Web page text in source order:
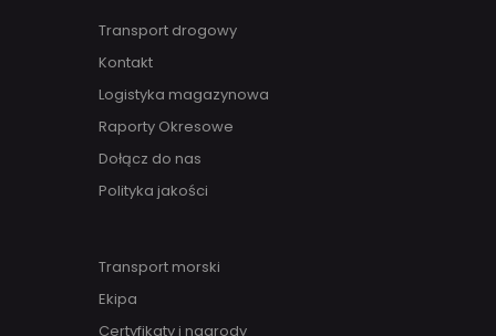
Transport drogowy
Kontakt
Logistyka magazynowa
Raporty Okresowe
Dołącz do nas
Polityka jakości
Transport morski
Ekipa
Certyfikaty i nagrody